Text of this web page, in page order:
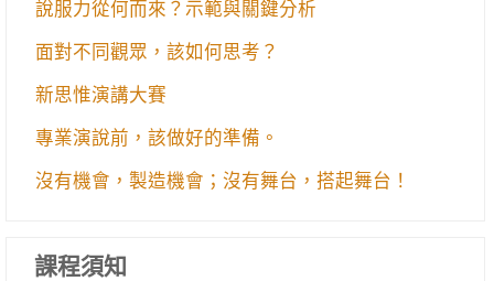
說服力從何而來？示範與關鍵分析
面對不同觀眾，該如何思考？
新思惟演講大賽
專業演說前，該做好的準備。
沒有機會，製造機會；沒有舞台，搭起舞台！
課程須知